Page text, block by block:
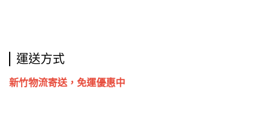
運送方式
新竹物流寄送，免運優惠中